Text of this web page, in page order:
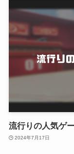
流行りの人気ゲ
2024年7月17日